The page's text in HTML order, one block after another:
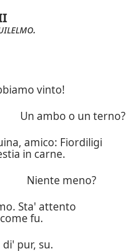
.
vinto!
Un ambo o un terno?
amico: Fiordiligi
in carne.
Niente meno?
Sta' attento
fu.
pur, su.